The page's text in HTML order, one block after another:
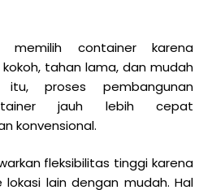
memilih container karena
tahan lama, dan mudah
itu, proses pembangunan
jauh lebih cepat
konvensional.
fleksibilitas tinggi karena
lain dengan mudah. Hal